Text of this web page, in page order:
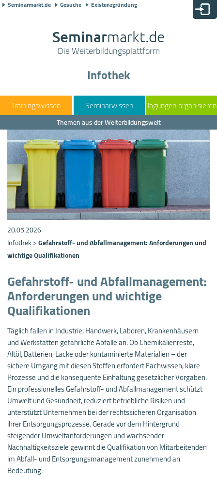
Seminarmarkt.de Gesuche Existenzgründung
Seminarmarkt.de
Die Weiterbildungsplattform
Infothek
Trainingswissen Seminarwissen Tagungen organisieren
Themen aus der Weiterbildungswelt
20.05.2026
Infothek>Gefahrstoff- und Abfallmanagement: Anforderungen und
wichtige Qualifikationen
Gefahrstoff- und Abfallmanagement:
Anforderungen und wichtige
Qualifikationen
Täglich fallen in Industrie, Handwerk, Laboren, Krankenhäusern
und Werkstätten gefährliche Abfälle an. Ob Chemikalienreste,
Altöl, Batterien, Lacke oder kontaminierte Materialien – der
sichere Umgang mit diesen Stoffen erfordert Fachwissen, klare
Prozesse und die konsequente Einhaltung gesetzlicher Vorgaben.
Ein professionelles Gefahrstoff- und Abfallmanagement schützt
Umwelt und Gesundheit, reduziert betriebliche Risiken und
unterstützt Unternehmen bei der rechtssicheren Organisation
ihrer Entsorgungsprozesse. Gerade vor dem Hintergrund
steigender Umweltanforderungen und wachsender
Nachhaltigkeitsziele gewinnt die Qualifikation von Mitarbeitenden
im Abfall- und Entsorgungsmanagement zunehmend an
Bedeutung.